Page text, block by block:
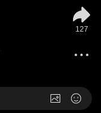
127